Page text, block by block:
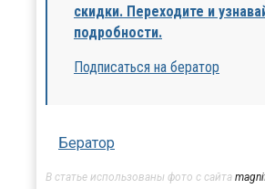
скидки. Переходите и
подробности.
Подписаться на бератор
Бератор
В статье использованы фото с сайта